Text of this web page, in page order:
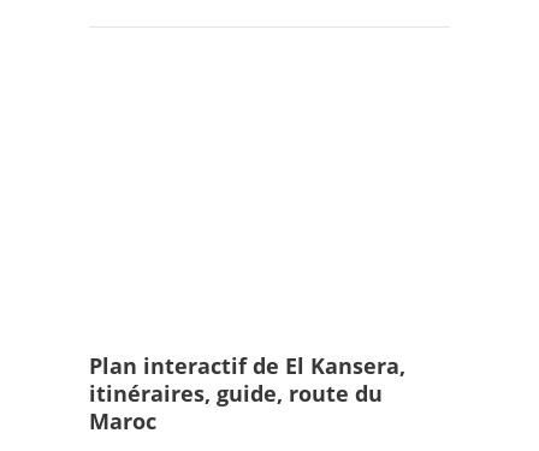
Plan interactif de El Kansera,
itinéraires, guide, route du
Maroc